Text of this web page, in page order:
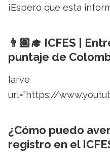
¡Espero que esta
👨🏽‍🎓 ICFES |
puntaje de
[arve
url="https://
¿Cómo puedo
registro en el